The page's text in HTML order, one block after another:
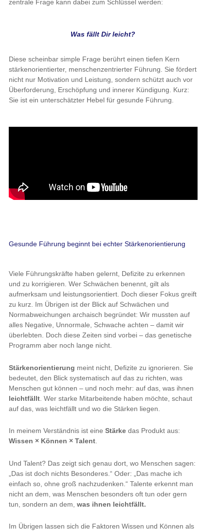
zentrale Frage kann dabei zum Schlüssel werden:
Was fällt Dir leicht?
Diese scheinbar simple Frage berührt einen tiefen Kern
stärkenorientierter, menschenzentrierter Führung. Sie fördert
nicht nur Motivation und Leistung, sondern schützt auch vor
Überforderung, Erschöpfung und innerer Kündigung. Kurz:
Sie ist ein unterschätzter Hebel für gesunde Führung.
Gesunde Führung beginnt bei echter Stärkenorientierung
Viele Führungskräfte haben gelernt, Defizite zu erkennen
und zu korrigieren. Wer Schwächen benennt, gilt als
aufmerksam und leistungsorientiert. Doch dieser Fokus greift
zu kurz. Im Übrigen ist der Blick auf Schwächen und
Normabweichungen archaisch begründet: Wir mussten auf
alles Negative, Unnormale, Schwache achten – damit wir
überlebten. Doch diese Zeiten sind vorbei – das genetische
Programm aber noch lange nicht.
Stärkenorientierung meint nicht, Defizite zu ignorieren. Sie
bedeutet, den Blick systematisch auf das zu richten, was
Menschen gut können – und noch mehr: auf das, was ihnen
leichtfällt. Wer starke Mitarbeitende haben möchte, schaut
auf das, was leichtfällt und wo die Stärken liegen.
In meinem Verständnis ist eine Stärkedas Produkt aus:
Wissen × Können × Talent.
Und Talent? Das zeigt sich genau dort, wo Menschen sagen:
„Das ist doch nichts Besonderes.“ Oder: „Das mache ich
einfach so, ohne groß nachzudenken.“ Talente erkennt man
nicht an dem, was Menschen besonders oft tun oder gern
tun, sondern an dem, was ihnen leichtfällt.
Im Übrigen lassen sich die Faktoren Wissen und Können als